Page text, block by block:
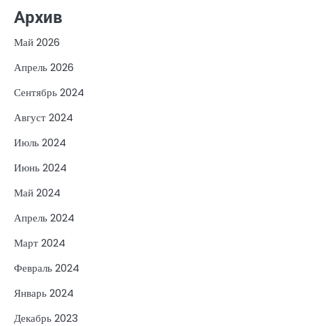
Архив
Май 2026
Апрель 2026
Сентябрь 2024
Август 2024
Июль 2024
Июнь 2024
Май 2024
Апрель 2024
Март 2024
Февраль 2024
Январь 2024
Декабрь 2023